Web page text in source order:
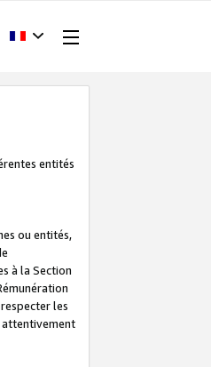
entités
ou entités,
à la Section
les
attentivement